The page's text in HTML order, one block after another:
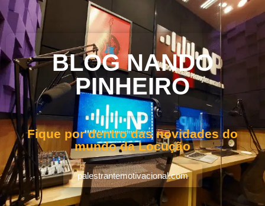
BLOG NANDO
PINHEIRO
Fique por dentro das novidades do
mundo da Locução
palestrantemotivacional.com